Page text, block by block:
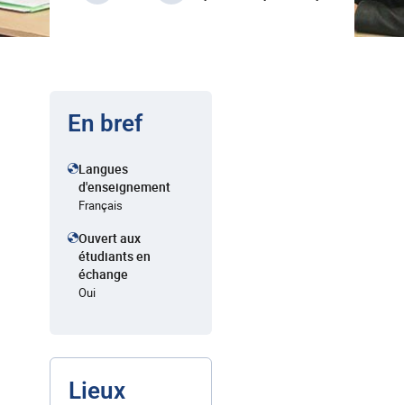
En bref
Langues
d'enseignement
Français
Ouvert aux
étudiants en
échange
Oui
Lieux